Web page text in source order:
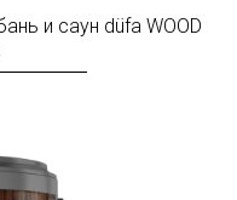
и саун düfa WOOD